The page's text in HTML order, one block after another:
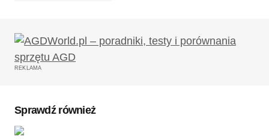
Twój adres email nie zostanie opublikowany.
Wymagane pola są oznaczone
REKLAMA
Sprawdź również